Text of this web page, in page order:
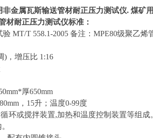
非金属瓦斯输送管材耐正压力测试仪. 煤矿
材耐正压力测试仪标准：
验 MT/T 558.1-2005 备注：MPE80级聚乙烯
) ，增压比 1:16
厚650mm
，15升；温度0-99度
环或搅拌装置,加热和温度控制装置等组